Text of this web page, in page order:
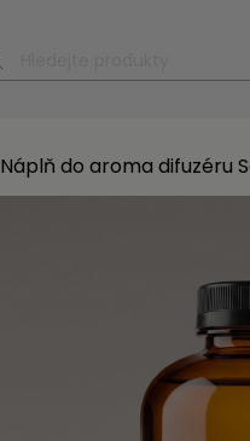
Náplň do aroma difuzéru